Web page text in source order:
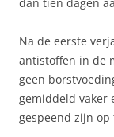
Na de eerste
antistoffen in de
geen
gemiddeld vaker
gespeend zijn